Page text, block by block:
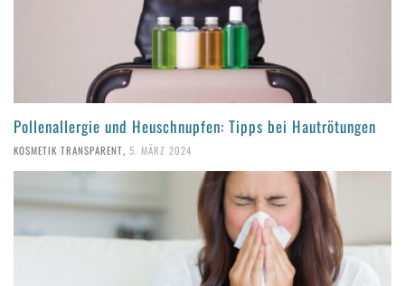
Pollenallergie und Heuschnupfen: Tipps bei Hautrötungen
KOSMETIK TRANSPARENT, 5. MÄRZ 2024